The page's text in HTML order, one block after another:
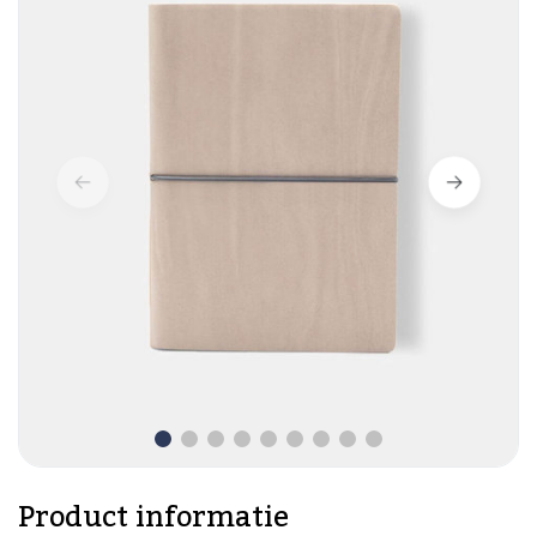
Product informatie